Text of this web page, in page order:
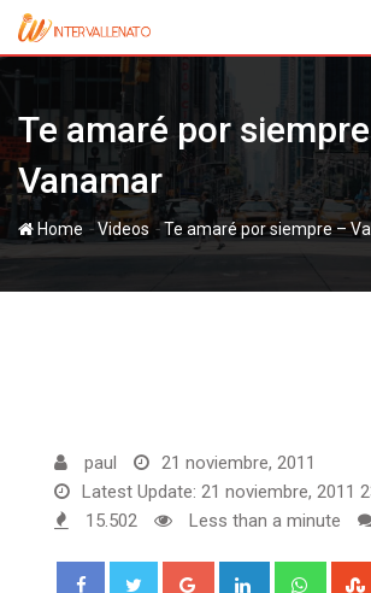
Skip
content
Te amaré por
Vanamar
Home -Videos-Te amaré por siempre –
paul
21 noviembre, 2011
Latest Update: 21 noviembre, 2011
15.502
Less than a minute
Google+ LinkedIn